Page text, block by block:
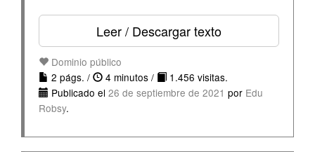
Leer / Descargar texto
Dominio público
2 págs. /
4 minutos /
1.456 visitas.
Publicado el 26 de septiembre de 2021 por Edu
Robsy.